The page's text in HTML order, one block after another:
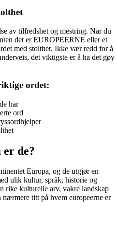
av tilfredshet og mestring. Når du
det er EUROPEERNE eller et
med stolthet. Ikke vær redd for å
det viktigste er å ha det gøy
ordet:
har
ord
er de?
Europa, og de utgjør en
ulik kultur, språk, historie og
rike kulturelle arv, vakre landskap
titt på hvem europeerne er